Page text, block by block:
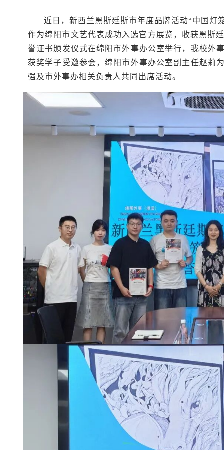
近日，新西兰黑斯廷斯市年度品牌活动“中国灯
作为绵阳市文艺代表成功入选官方展览，收获黑斯
誉证书颁发仪式在绵阳市外事办公室举行，我校外
获奖学子受邀参会，绵阳市外事办公室副主任赵莉
强及市外事办相关负责人共同出席活动。